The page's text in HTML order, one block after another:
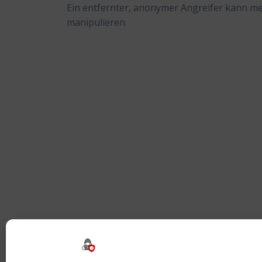
Ein entfernter, anonymer Angreifer kann
manipulieren.